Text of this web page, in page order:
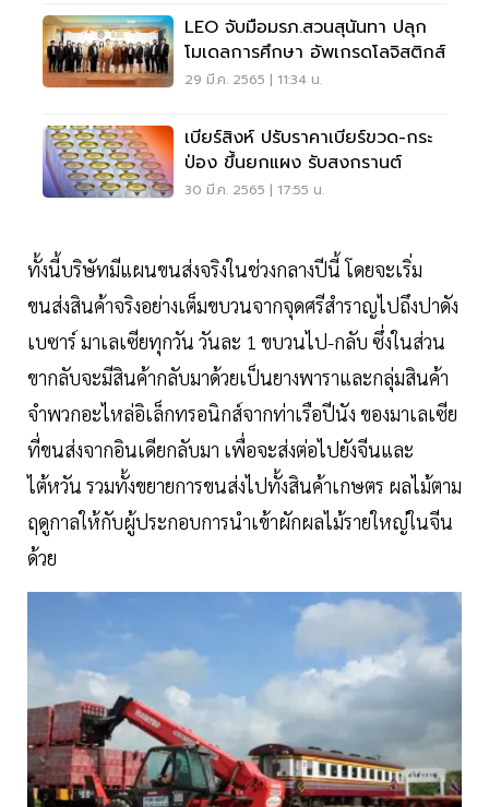
LEO จับมือมรภ.สวนสุนันทา ปลุก
โมเดลการศึกษา อัพเกรดโลจิสติกส์
29 มี.ค. 2565 | 11:34 น.
เบียร์สิงห์ ปรับราคาเบียร์ขวด-กระ
ป่อง ขึ้นยกแผง รับสงกรานต์
30 มี.ค. 2565 | 17:55 น.
ทั้งนี้บริษัทมีแผนขนส่งจริงในช่วงกลางปีนี้ โดยจะเริ่ม
ขนส่งสินค้าจริงอย่างเต็มขบวนจากจุดศรีสำราญไปถึงปาดัง
เบซาร์ มาเลเซียทุกวัน วันละ 1 ขบวนไป-กลับ ซึ่งในส่วน
ขากลับจะมีสินค้ากลับมาด้วยเป็นยางพาราและกลุ่มสินค้า
จำพวกอะไหล่อิเล็กทรอนิกส์จากท่าเรือปีนัง ของมาเลเซีย
ที่ขนส่งจากอินเดียกลับมา เพื่อจะส่งต่อไปยังจีนและ
ไต้หวัน รวมทั้งขยายการขนส่งไปทั้งสินค้าเกษตร ผลไม้ตาม
ฤดูกาลให้กับผู้ประกอบการนำเข้าผักผลไม้รายใหญ่ในจีน
ด้วย